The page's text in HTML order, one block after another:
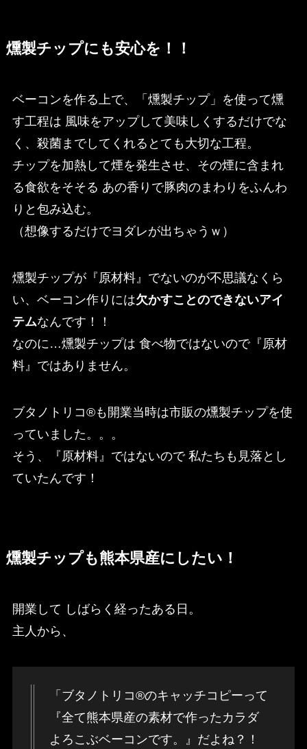
燻製チップにも安心を！！
ベーコンを作る上で、「燻製チップ」を使って燻
す工程は 風味をアップして美味しくするだけでな
く、殺菌までしてくれるとても大切な工程。
チップを加熱して煙を発生させ、その煙に含まれ
る食欲をそそる あの香りで豚肉のまわりをふんわ
りと包み込む。
（想像するだけでヨダレが出ちゃうｗ）
燻製チップが『原材料』でないのが不思議なくら
い、ベーコン作りには欠かすことのできないアイ
テムなんです！！
なのに…燻製チップは 食べ物ではないので『原材
料』ではありません。
ブタノトリコ®も開業当時は市販の燻製チップを使
っていました。。。
そう、『原材料』ではないので 私たちも見落とし
ていたんです！
燻製チップも熊本県産にしたい！
開業して しばらく経ったある日。
主人から、
「ブタノトリコ®のキャッチコピーって
『全て熊本県産の素材で作ったカラダ
よろこぶベーコンです。』だよね？！